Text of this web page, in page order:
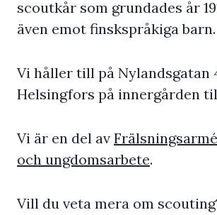
scoutkår som grundades år
även emot finskspråkiga barn.
Vi håller till på Nylandsgatan
Helsingfors på innergården
Vi är en del av
och ungdomsarbete.
Vill du veta mera om